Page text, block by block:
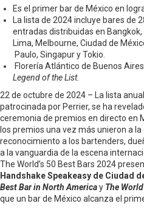
Es el primer bar de México en
La lista de 2024 incluye bares de
entradas distribuidas en
Lima, Melbourne, Ciudad de
Paulo, Singapur y Tokio.
Florería Atlántico de Buenos
Legend of the List.
22 de octubre de 2024 – La lista
patrocinada por Perrier, se ha
ceremonia de premios en directo en
los premios una vez más unieron a
reconocimiento a los bartenders,
a la vanguardia de la escena
The World’s 50 Best Bars 2024
Handshake Speakeasy de Ciudad
Best Bar in North Americay The
que un bar de México alcanza el